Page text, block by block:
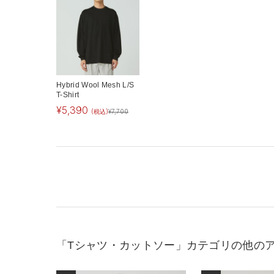
Hybrid Wool Mesh L/S
T-Shirt
¥5,390 (税込)¥7,700
「Tシャツ・カットソー」カテゴリの他の